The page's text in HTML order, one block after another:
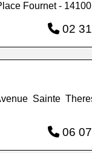
Fournet -
02
Sainte
06